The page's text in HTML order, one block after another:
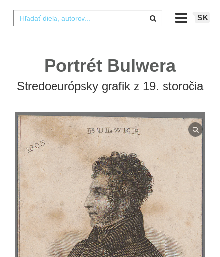
SK
Portrét Bulwera
Stredoeurópsky grafik z 19. storočia